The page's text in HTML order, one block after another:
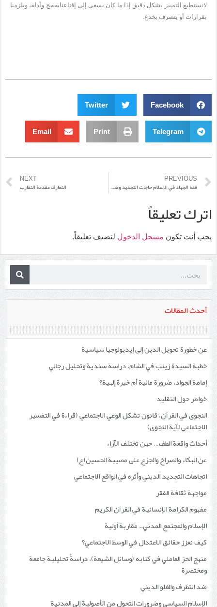
أحدث المقالات
عن خطورة تحويل الدين إلى إيديولوجيا سياسية
خطبة السيدة زينب في الشام، دراسة سندية وتحليل رجالي
إمامة الجواد، ضرورة مالية أم خيرة إلهية؟
خواطر حول التقليد
النجوى في القرآن، قانون تشكل الوعي الاجتماعي (قراءة في التفسير
الاجتماعي لآية النجوى)
أحداث واقعة الطف… حين تختلف الآراء
عن البكاء والصراخ والجزع على مصيبة الحسين(ع)
اتجاهات التجديد الديني وأثره في الواقع الاجتماعي
مواجهة ثقافة الفقر
مفهوم الكرامة الإنسانية في القرآن الكريم
الإسلام والمجتمع المدني.. مقاربة أولية
كيف نعزز حقائق الاعتدال في الوسط الاجتماعي؟
منهج الحرّ العاملي في كتابه (وسائل الشيعة)، دراسةٌ تحليلية جامعة
ومختصرة
ضد التطرف والغلو الديني
الإسلام السياسي وضرورات التحول من الأصولية إلى المدنية
لانستطيع التمييز بشكل دقيق إذا ما كان يسعى إلى إقناعنابحجج وأدلة، ويلزمنا
بقرارات أو يتصرف بخدع.
Facebook
Twitter
Telegram
Print
Email
PREVIOUS
فقه الجهاد في الإسلام حاجات التجديد وضرورات المنهجة(*)
NEXT
التعارف مقدمة التقارب
اترك تعليقاً
يجب أنت تكون مسجل الدخول لتضيف تعليقاً.